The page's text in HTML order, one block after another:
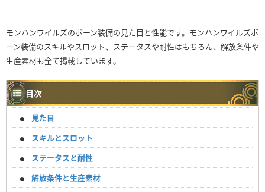
モンハンワイルズのボーン装備の見た目と性能です。モンハンワイルズボ
ーン装備のスキルやスロット、ステータスや耐性はもちろん、解放条件や
生産素材も全て掲載しています。
目次
見た目
スキルとスロット
ステータスと耐性
解放条件と生産素材